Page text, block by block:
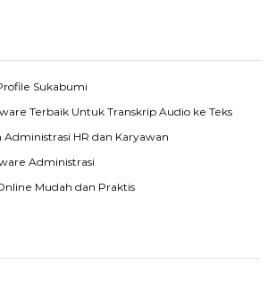
Sukabumi
Terbaik Untuk Transkrip Audio ke Teks
HR dan Karyawan
Administrasi
Mudah dan Praktis